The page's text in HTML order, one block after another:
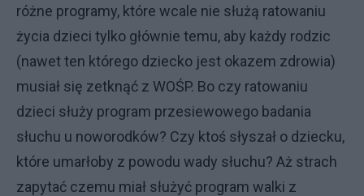
różne programy, które wcale nie służą ratowaniu
życia dzieci tylko głównie temu, aby każdy rodzic
(nawet ten którego dziecko jest okazem zdrowia)
musiał się zetknąć z WOŚP. Bo czy ratowaniu
dzieci służy program przesiewowego badania
słuchu u noworodków? Czy ktoś słyszał o dziecku,
które umarłoby z powodu wady słuchu? Aż strach
zapytać czemu miał służyć program walki z